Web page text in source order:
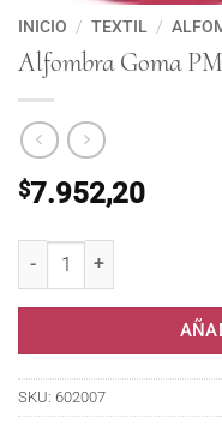
INICIO / TEXTIL /
Alfombra Goma
$7.952,20
SKU: 602007